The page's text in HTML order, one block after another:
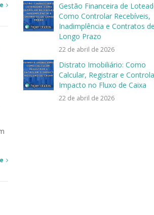
Gestão Financeira de
Como Controlar Recebíveis,
Inadimplência e Contratos de
Longo Prazo
22 de abril de 2026
Distrato Imobiliário: Como
Calcular, Registrar e
Impacto no Fluxo de Caixa
22 de abril de 2026